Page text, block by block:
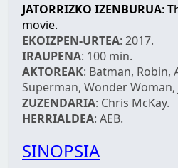
JATORRIZKO IZENBURUA:
movie.
EKOIZPEN-URTEA: 2017.
IRAUPENA: 100 min.
AKTOREAK: Batman, Robin,
Superman, Wonder Woman,
ZUZENDARIA: Chris McKay.
HERRIALDEA: AEB.
SINOPSIA